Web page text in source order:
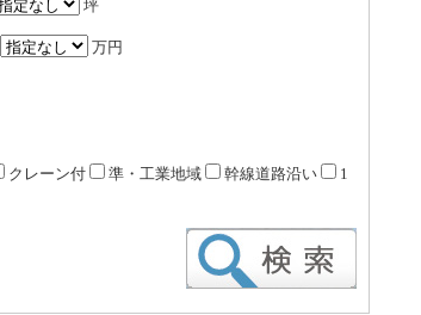
坪
万円
クレーン付 準・工業地域 幹線道路沿い
1